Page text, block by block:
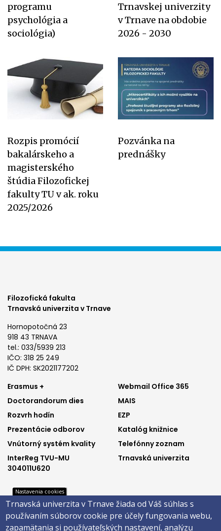
programu
psychológia a
sociológia)
Trnavskej univerzity
v Trnave na obdobie
2026 - 2030
Rozpis promócií
bakalárskeho a
magisterského
štúdia Filozofickej
fakulty TU v ak. roku
2025/2026
Pozvánka na
prednášky
Filozofická fakulta
Trnavská univerzita v Trnave
Hornopotočná 23
918 43 TRNAVA
tel.: 033/5939 213
IČO: 318 25 249
IČ DPH: SK2021177202
Footer
menu
1
Erasmus +
Doctorandorum dies
Rozvrh hodín
Prezentácie odborov
Vnútorný systém kvality
InterReg TVU-MU
304011U620
Footer
menu
2
Webmail Office 365
MAIS
EZP
Katalóg knižnice
Telefónny zoznam
Trnavská univerzita
Footer
menu
Katalóg knižnice
Telefónny zoznam
Footer
menu
E-shop
Facebook
Nastavenia cookies
Trnavská univerzita v Trnave žiada od Váš súhlas s
používaním súborov cookie pre účely fungovania webu,
zapamätania si používateľských nastavení, analýzu